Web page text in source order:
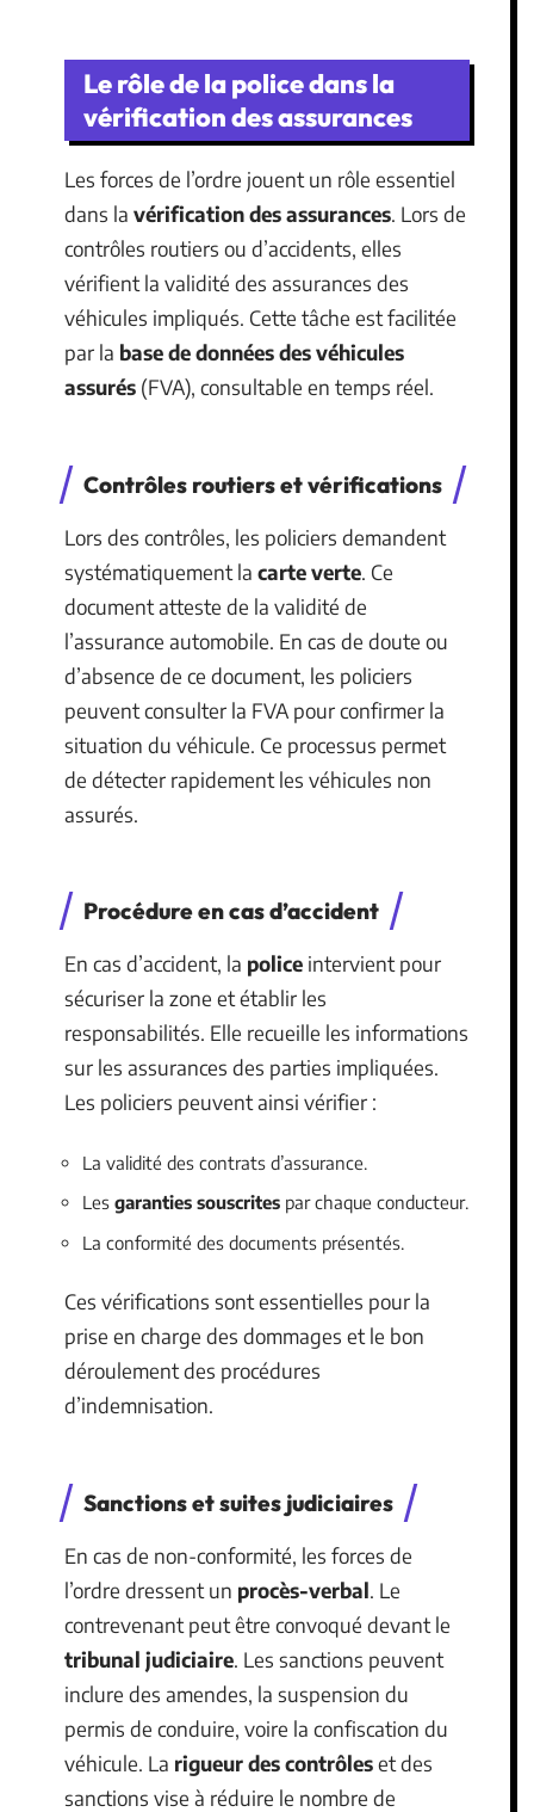
Le rôle de la police dans la
vérification des assurances
Les forces de l’ordre jouent un rôle essentiel
dans la vérification des assurances. Lors de
contrôles routiers ou d’accidents, elles
vérifient la validité des assurances des
véhicules impliqués. Cette tâche est facilitée
par la base de données des véhicules
assurés (FVA), consultable en temps réel.
Contrôles routiers et vérifications
Lors des contrôles, les policiers demandent
systématiquement la carte verte. Ce
document atteste de la validité de
l’assurance automobile. En cas de doute ou
d’absence de ce document, les policiers
peuvent consulter la FVA pour confirmer la
situation du véhicule. Ce processus permet
de détecter rapidement les véhicules non
assurés.
Procédure en cas d’accident
En cas d’accident, la police intervient pour
sécuriser la zone et établir les
responsabilités. Elle recueille les informations
sur les assurances des parties impliquées.
Les policiers peuvent ainsi vérifier :
La validité des contrats d’assurance.
Les garanties souscrites par chaque conducteur.
La conformité des documents présentés.
Ces vérifications sont essentielles pour la
prise en charge des dommages et le bon
déroulement des procédures
d’indemnisation.
Sanctions et suites judiciaires
En cas de non-conformité, les forces de
l’ordre dressent un procès-verbal. Le
contrevenant peut être convoqué devant le
tribunal judiciaire. Les sanctions peuvent
inclure des amendes, la suspension du
permis de conduire, voire la confiscation du
véhicule. La rigueur des contrôleset des
sanctions vise à réduire le nombre de